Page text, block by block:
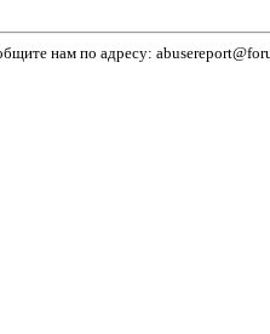
нам по адресу: